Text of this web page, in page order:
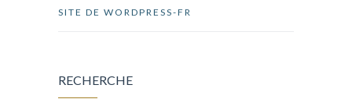
SITE DE WORDPRESS-FR
RECHERCHE